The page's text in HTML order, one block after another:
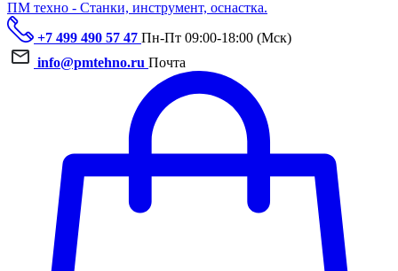
ПМ техно - Станки, инструмент, оснастка.
+7 499 490 57 47 Пн-Пт 09:00-18:00 (Мск)
info@pmtehno.ru Почта